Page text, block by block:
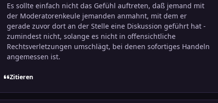
Es sollte einfach nicht das Gefühl auftreten, daß jemand mit
der Moderatorenkeule jemanden anmahnt, mit dem er
gerade zuvor dort an der Stelle eine Diskussion geführt hat -
zumindest nicht, solange es nicht in offensichtliche
Rechtsverletzungen umschlägt, bei denen sofortiges Handeln
angemessen ist.
Zitieren